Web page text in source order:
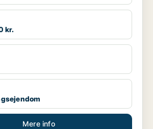
kr.
Mere info